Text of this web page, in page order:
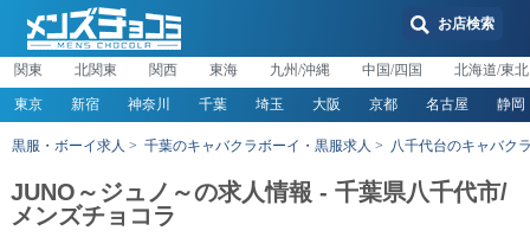
お店検索
関東 北関東 関西 東海 九州/沖縄 中国/四国 北海道/東北
東京 新宿 神奈川 千葉 埼玉 大阪 京都 名古屋 静岡
黒服・ボーイ求人 千葉のキャバクラボーイ・黒服求人 八千代台のキャバク
JUNO～ジュノ～の求人情報 - 千葉県八千代市/
メンズチョコラ